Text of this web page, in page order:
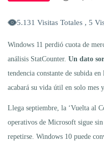
5.131 Visitas Totales , 5
Windows 11 perdió cuota de
análisis StatCounter. Un dato
tendencia constante de subida
acabará su vida útil en solo mes
Llega septiembre, la ‘Vuelta al
operativos de Microsoft sigue
repetirse. Windows 10 puede